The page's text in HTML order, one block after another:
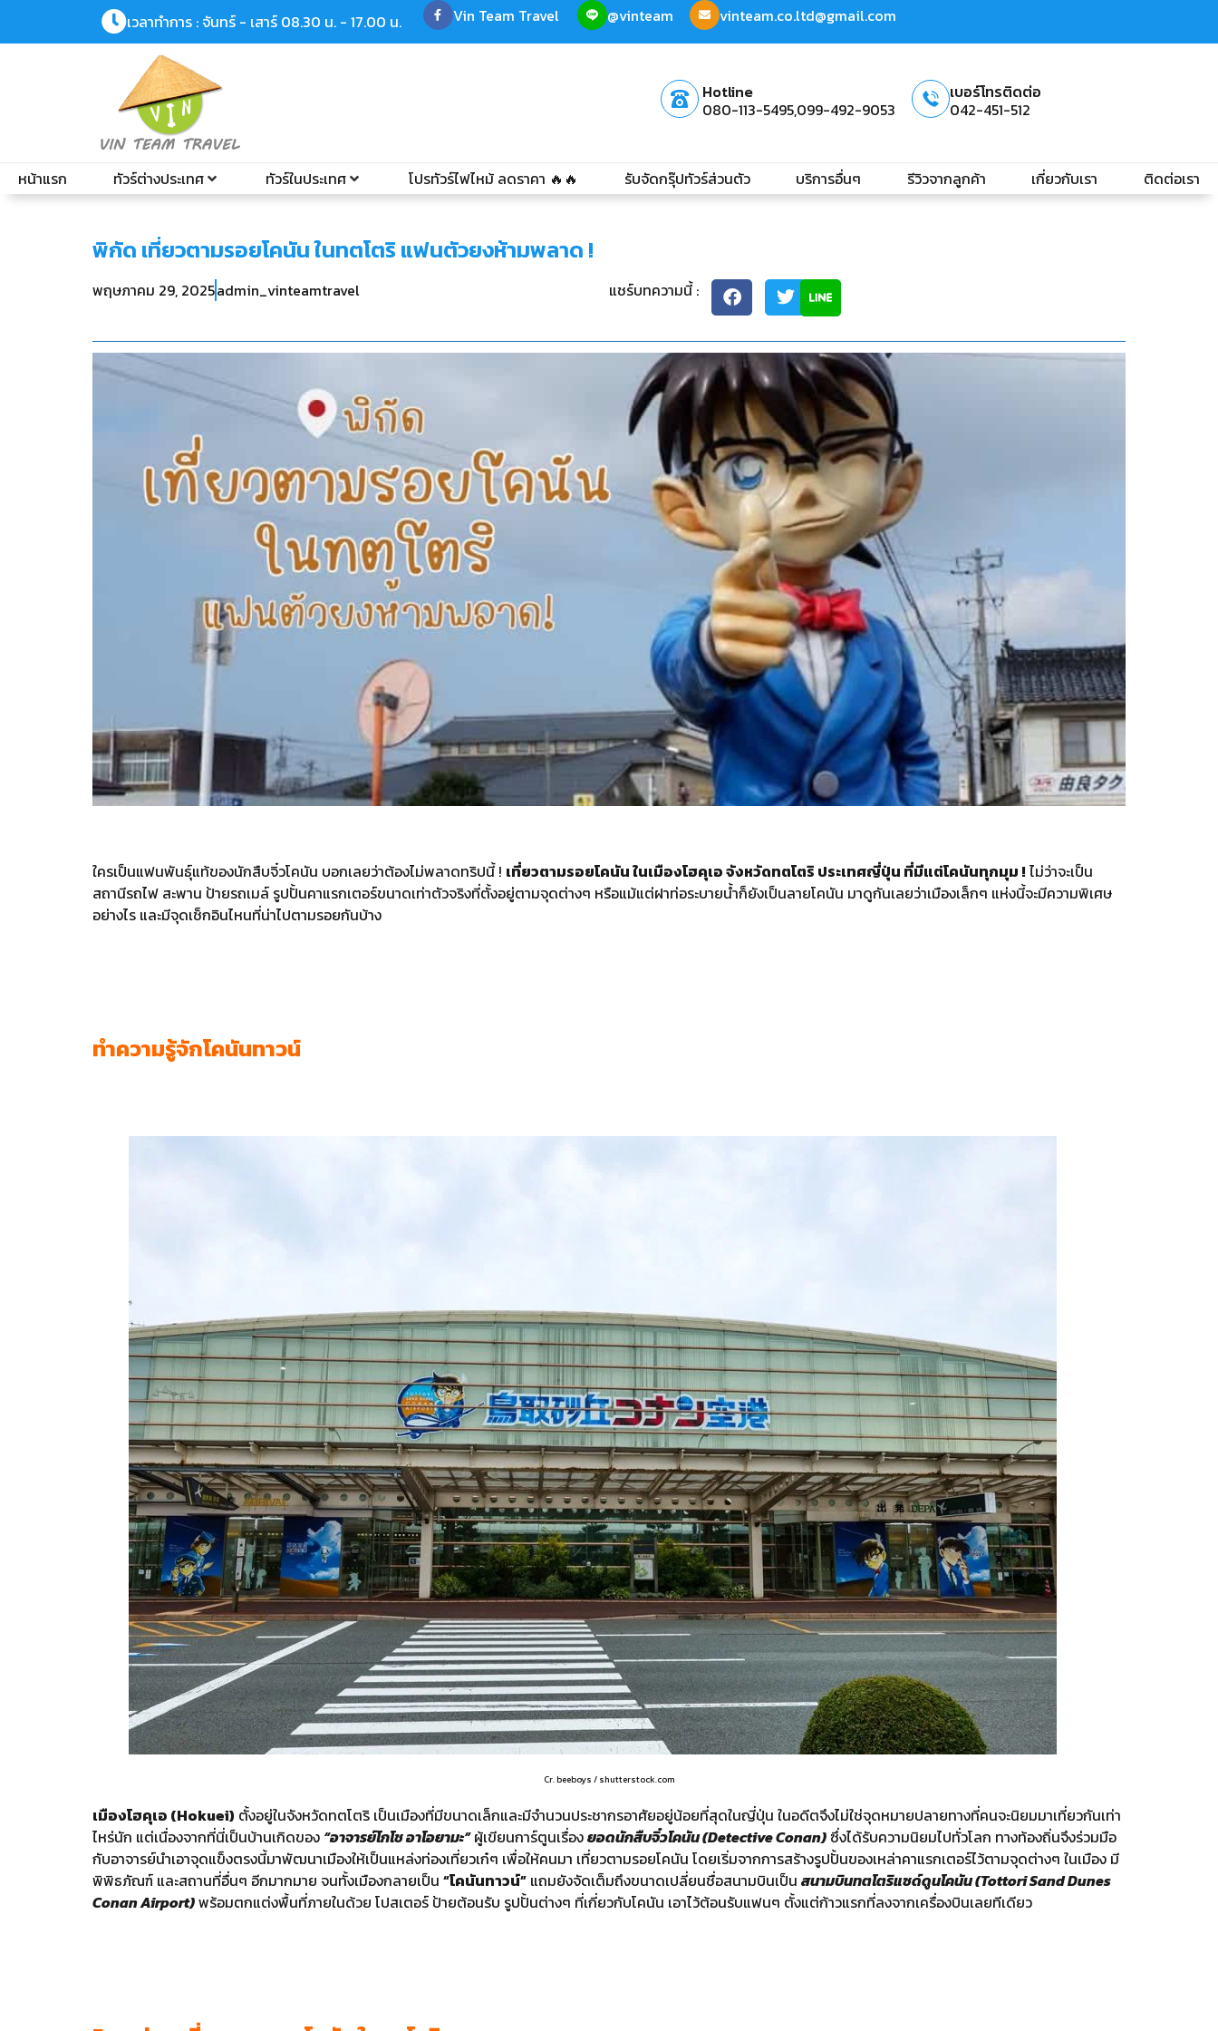
เวลาทำการ : จันทร์ - เสาร์ 08.30 น. - 17.00 น. Vin Team Travel @vinteam vinteam.co.ltd@gmail.com
Hotline
080-113-5495,099-492-9053
เบอร์โทรติดต่อ
042-451-512
หน้าแรก ทัวร์ต่างประเทศ ทัวร์ในประเทศ โปรทัวร์ไฟไหม้ ลดราคา 🔥🔥 รับจัดกรุ๊ปทัวร์ส่วนตัว บริการอื่นๆ รีวิวจากลูกค้า เกี่ยวกับเรา ติดต่อเรา
พิกัด เที่ยวตามรอยโคนัน ในทตโตริ แฟนตัวยงห้ามพลาด !
พฤษภาคม 29, 2025admin_vinteamtravel แชร์บทความนี้ :
ใครเป็นแฟนพันธุ์แท้ของนักสืบจิ๋วโคนัน บอกเลยว่าต้องไม่พลาดทริปนี้ ! เที่ยวตามรอยโคนัน ในเมืองโฮคุเอ จังหวัดทตโตริ ประเทศญี่ปุ่น ที่มีแต่โคนันทุกมุม ! ไม่ว่าจะเป็น
สถานีรถไฟ สะพาน ป้ายรถเมล์ รูปปั้นคาแรกเตอร์ขนาดเท่าตัวจริงที่ตั้งอยู่ตามจุดต่างๆ หรือแม้แต่ฝาท่อระบายน้ำก็ยังเป็นลายโคนัน มาดูกันเลยว่าเมืองเล็กๆ แห่งนี้จะมีความพิเศษ
อย่างไร และมีจุดเช็กอินไหนที่น่าไปตามรอยกันบ้าง
ทำความรู้จักโคนันทาวน์
Cr. beeboys / shutterstock.com
เมืองโฮคุเอ (Hokuei) ตั้งอยู่ในจังหวัดทตโตริ เป็นเมืองที่มีขนาดเล็กและมีจำนวนประชากรอาศัยอยู่น้อยที่สุดในญี่ปุ่น ในอดีตจึงไม่ใช่จุดหมายปลายทางที่คนจะนิยมมาเที่ยวกันเท่า
ไหร่นัก แต่เนื่องจากที่นี่เป็นบ้านเกิดของ “อาจารย์โกโช อาโอยามะ”ผู้เขียนการ์ตูนเรื่องยอดนักสืบจิ๋วโคนัน (Detective Conan) ซึ่งได้รับความนิยมไปทั่วโลก ทางท้องถิ่นจึงร่วมมือ
กับอาจารย์นำเอาจุดแข็งตรงนี้มาพัฒนาเมืองให้เป็นแหล่งท่องเที่ยวเก๋ๆ เพื่อให้คนมา เที่ยวตามรอยโคนัน โดยเริ่มจากการสร้างรูปปั้นของเหล่าคาแรกเตอร์ไว้ตามจุดต่างๆ ในเมือง มี
พิพิธภัณฑ์ และสถานที่อื่นๆ อีกมากมาย จนทั้งเมืองกลายเป็น “โคนันทาวน์” แถมยังจัดเต็มถึงขนาดเปลี่ยนชื่อสนามบินเป็น สนามบินทตโตริแซด์ดูนโคนัน (Tottori Sand Dunes
Conan Airport)พร้อมตกแต่งพื้นที่ภายในด้วย โปสเตอร์ ป้ายต้อนรับ รูปปั้นต่างๆ ที่เกี่ยวกับโคนัน เอาไว้ต้อนรับแฟนๆ ตั้งแต่ก้าวแรกที่ลงจากเครื่องบินเลยทีเดียว